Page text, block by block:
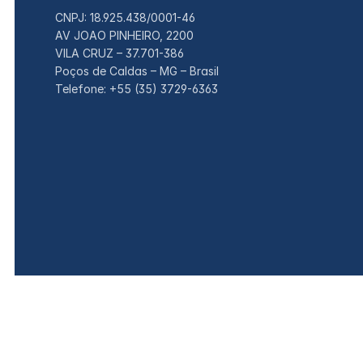
CNPJ: 18.925.438/0001-46
AV JOAO PINHEIRO, 2200
VILA CRUZ – 37.701-386
Poços de Caldas – MG – Brasil
Telefone: +55 (35) 3729-6363